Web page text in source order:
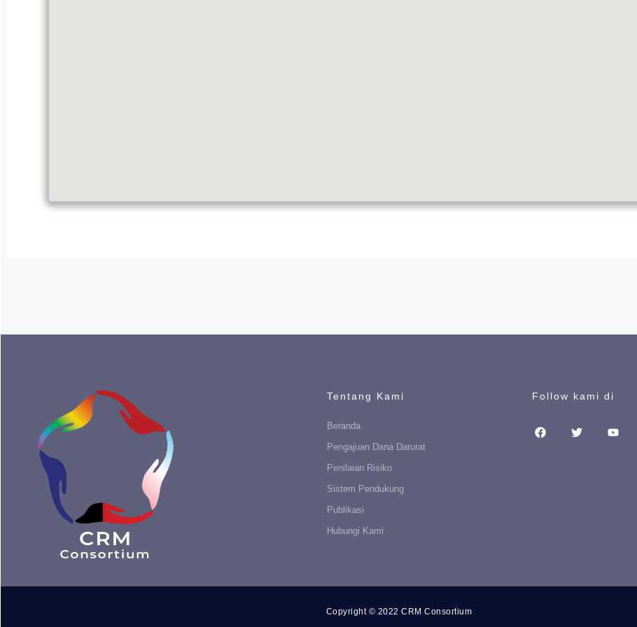
Tentang Kami
Beranda
Pengajuan Dana Darurat
Penilaian Risiko
Sistem Pendukung
Publikasi
Hubungi Kami
Follow kami di
Copyright © 2022 CRM Consortium